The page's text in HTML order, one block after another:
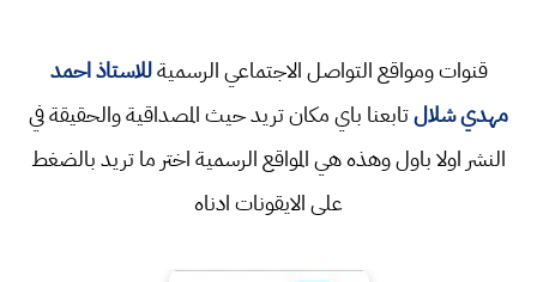
قنوات ومواقع التواصل الاجتماعي الرسميةللاستاذ احمد
مهدي شلالتابعنا باي مكان تريد حيث المصداقية والحقيقة في
النشر اولا باول وهذه هي المواقع الرسمية اختر ما تريد بالضغط
على الايقونات ادناه